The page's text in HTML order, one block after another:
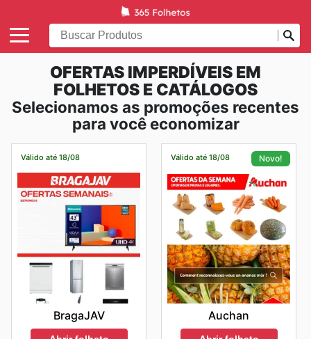
OFERTAS IMPERDÍVEIS EM
FOLHETOS E CATÁLOGOS
Selecionamos as promoções recentes
para você economizar
Válido até 18/08
BragaJAV
Válido até 18/08 Novo!
Auchan